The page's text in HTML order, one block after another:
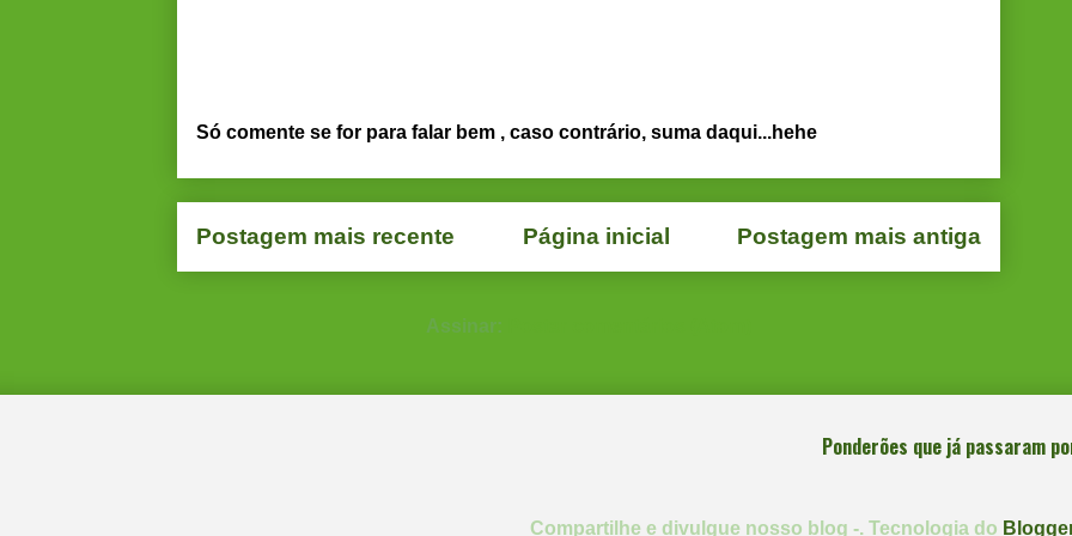
Só comente se for para falar bem , caso contrário, suma daqui...hehe
Postagem mais recente Postagem mais antiga
Página inicial
Assinar:
Ponderões que já passaram
Compartilhe e divulgue nosso blog -. Tecnologia do